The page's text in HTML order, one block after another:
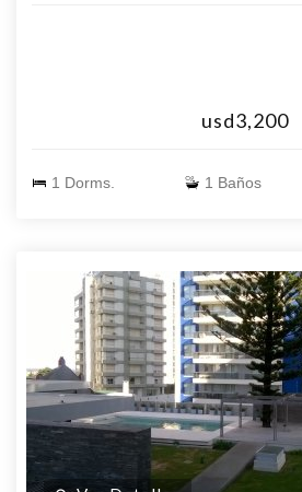
usd3,200
1 Dorms. 1 Baños